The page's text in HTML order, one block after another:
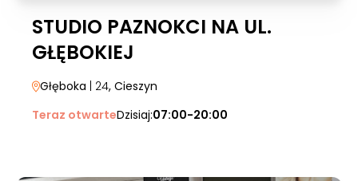
STUDIO PAZNOKCI NA UL.
GŁĘBOKIEJ
Głęboka | 24, Cieszyn
Teraz otwarteDzisiaj:07:00-20:00